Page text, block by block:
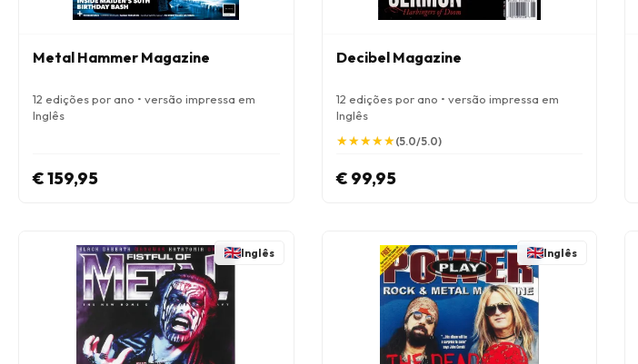
Metal Hammer Magazine
12 edições por ano • versão impressa em
Inglês
€ 159,95
Decibel Magazine
12 edições por ano • versão impressa em
Inglês
★
★★
★★
★★
★★
★(5.0/5.0)
€ 99,95
Inglês Inglês